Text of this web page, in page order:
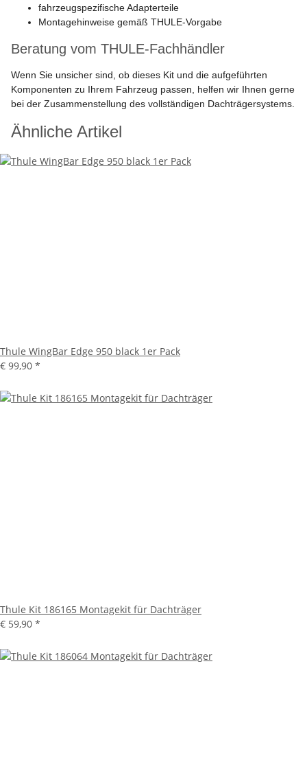
fahrzeugspezifische Adapterteile
Montagehinweise gemäß THULE-Vorgabe
Beratung vom THULE-Fachhändler
Wenn Sie unsicher sind, ob dieses Kit und die aufgeführten
Komponenten zu Ihrem Fahrzeug passen, helfen wir Ihnen gerne
bei der Zusammenstellung des vollständigen Dachträgersystems.
Ähnliche Artikel
Thule WingBar Edge 950 black 1er Pack
€ 99,90 *
Thule Kit 186165 Montagekit für Dachträger
€ 59,90 *